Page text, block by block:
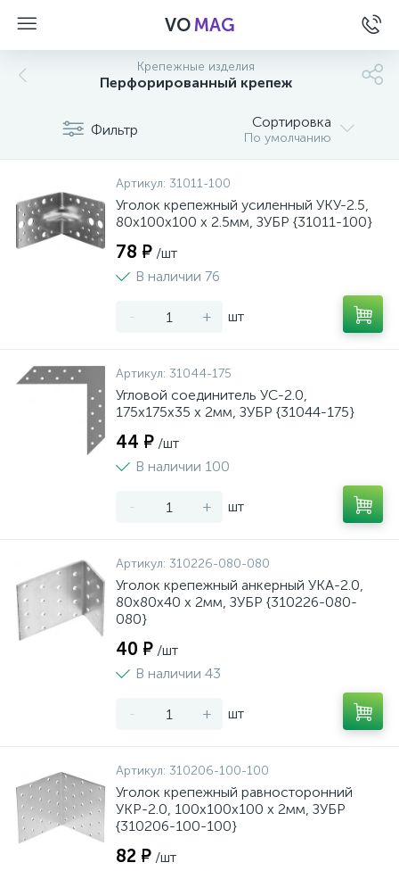
VOMAG
Крепежные изделия
Перфорированный крепеж
Фильтр Сортировка
По умолчанию
Артикул: 31011-100
Уголок крепежный усиленный УКУ-2.5,
80х100х100 х 2.5мм, ЗУБР {31011-100}
78 ₽ /шт
В наличии 76
- + шт
Артикул: 31044-175
Угловой соединитель УС-2.0,
175х175х35 х 2мм, ЗУБР {31044-175}
44 ₽ /шт
В наличии 100
- + шт
Артикул: 310226-080-080
Уголок крепежный анкерный УКА-2.0,
80х80х40 х 2мм, ЗУБР {310226-080-
080}
40 ₽ /шт
В наличии 43
- + шт
Артикул: 310206-100-100
Уголок крепежный равносторонний
УКР-2.0, 100х100х100 х 2мм, ЗУБР
{310206-100-100}
82 ₽ /шт